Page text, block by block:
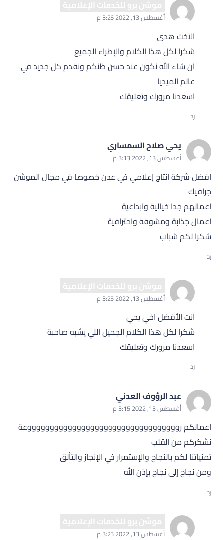
أغسطس 13, 2022 3:26 م
الاخت هدى
شكرا لكل هذا الكلام والإطراء الجميع
ان شاء الله نكون عند حسن ظنكم ونقدم كل جديد في
عالم الميديا
اسعدنا مرورك وتعليقك
رد
يحي صلاح السمساري
أغسطس 13, 2022 3:13 م
افضل شركة انتاج إعلامي في عدن خصوصا في مجال الموشن
جرافيك
اعمالهم جدا خيالية وابداعية
اعمال جذابة ومشوقة واحترافية
شكرا لكم شباب
رد
أغسطس 13, 2022 3:25 م
انت الأفضل اخي يحي
شكرا لكل هذا الكلام الجميل اللي يشبه صاحبة
اسعدنا مرورك وتعليقك
رد
عبد الرؤوف العدني
أغسطس 13, 2022 3:15 م
اعمالكم رووووووووووووووووووووووووووووووووووعة
نشكركم من القلب
تمنياتنا لكم بالنجاح والإستمرار في الإنجاز والتألق
ومن نجاح إلى نجاح بإذن الله
رد
أغسطس 13, 2022 3:25 م